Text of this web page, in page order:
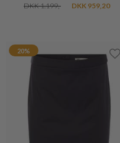
DKK 1.199,-
DKK 959,20
20%